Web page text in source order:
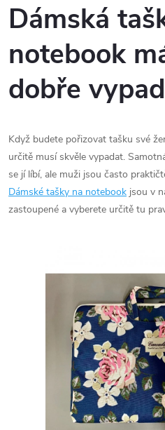
Dámská
notebook
dobře
Když budete pořizovat tašku své
určitě musí skvěle vypadat.
se jí líbí, ale muži jsou často
Dámské tašky na notebook jsou v
zastoupené a vyberete určitě tu